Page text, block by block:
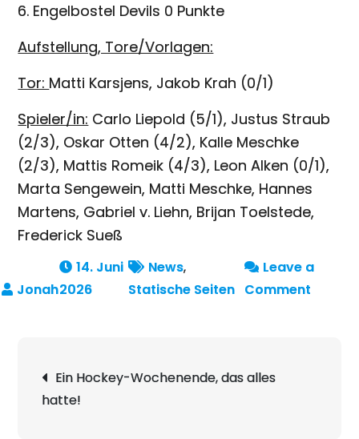
6. Engelbostel Devils 0 Punkte
Aufstellung, Tore/Vorlagen:
Tor: Matti Karsjens, Jakob Krah (0/1)
Spieler/in: Carlo Liepold (5/1), Justus Straub
(2/3), Oskar Otten (4/2), Kalle Meschke
(2/3), Mattis Romeik (4/3), Leon Alken (0/1),
Marta Sengewein, Matti Meschke, Hannes
Martens, Gabriel v. Liehn, Brijan Toelstede,
Frederick Sueß
14. Juni
2026
News,
Statische Seiten
Leave a
Comment
Ein Hockey-Wochenende, das alles
hatte!